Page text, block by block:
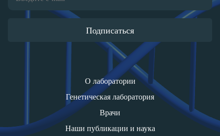
Подписаться
О лаборатории
Генетическая лаборатория
Врачи
Наши публикации и наука